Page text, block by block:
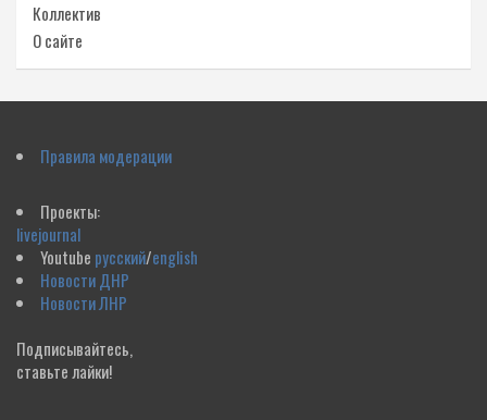
Коллектив
О сайте
Правила модерации
Проекты:
livejournal
Youtube русский/english
Новости ДНР
Новости ЛНР
Подписывайтесь,
ставьте лайки!